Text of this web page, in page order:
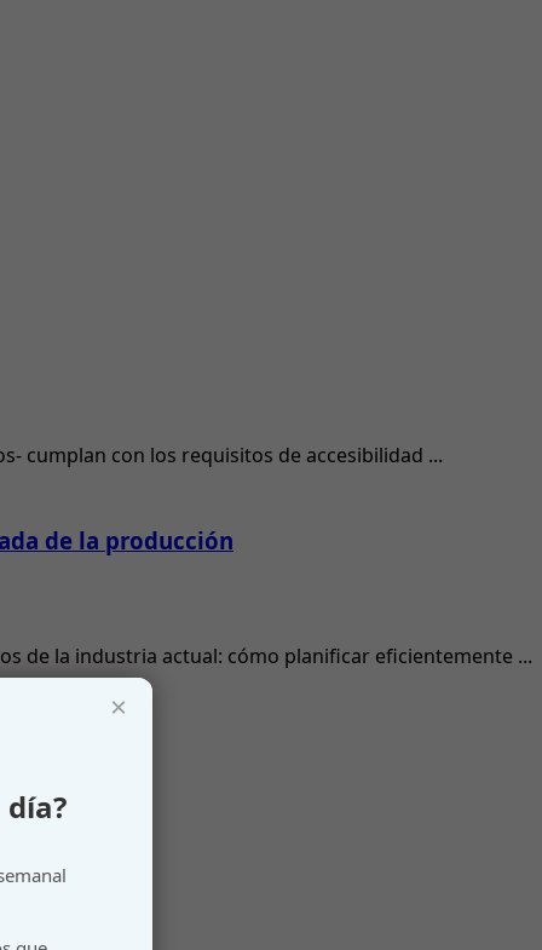
cumplan con los requisitos de accesibilidad ...
de la producción
de la industria actual: cómo planificar eficientemente ...
×